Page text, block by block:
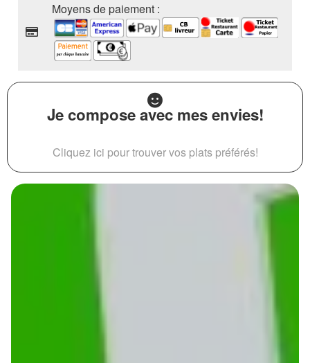
Moyens de paiement :
Je compose avec mes envies!
Cliquez ici pour trouver vos plats préférés!